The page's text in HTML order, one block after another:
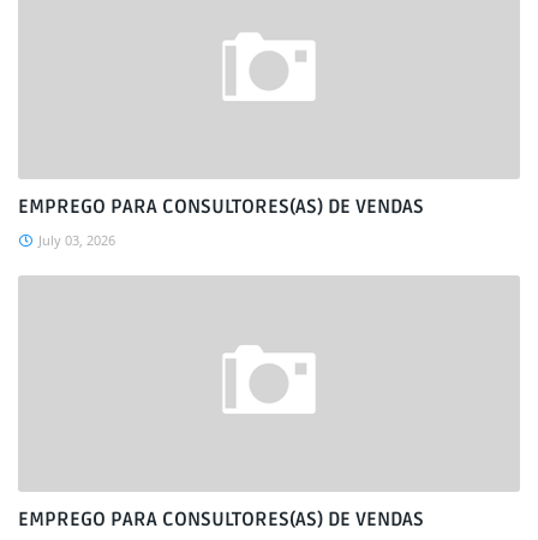
EMPREGO PARA CONSULTORES(AS) DE VENDAS
July 03, 2026
EMPREGO PARA CONSULTORES(AS) DE VENDAS